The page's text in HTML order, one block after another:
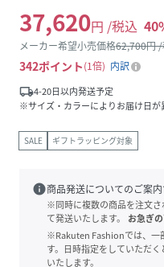
37,620円 /税込 40
メーカー希望小売価格62,700円
342ポイント 1倍
内訳
local_shipping4-20日以内発送予定
※サイズ・カラーによりお届け日が
SALE ギフトラッピング対象
info商品発送についてのご案内
※同時に複数の商品を注文
て発送いたします。
お急ぎ
※Rakuten Fashionでは、一
す。日時指定をしていただ
いたします。